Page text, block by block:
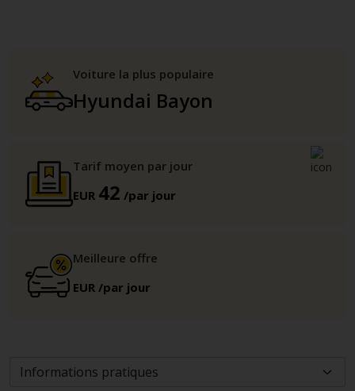
Voiture la plus populaire
Hyundai Bayon
Tarif moyen par jour
EUR 42 /par jour
Meilleure offre
EUR /par jour